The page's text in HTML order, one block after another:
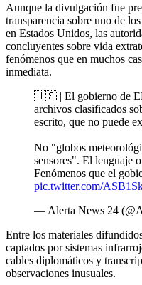
Aunque la divulgación fue
transparencia sobre uno de
en Estados Unidos, las
concluyentes sobre vida
fenómenos que en muchos
inmediata.
🇺🇸 | El gobierno de
archivos clasificados
escrito, que no puede
No "globos
sensores". El lenguaje
Fenómenos que el
pic.twitter.com/
— Alerta News 24
Entre los materiales
captados por sistemas
cables diplomáticos y
observaciones inusuales.